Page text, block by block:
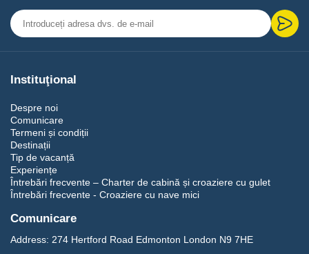
Instituţional
Despre noi
Comunicare
Termeni și condiții
Destinații
Tip de vacanță
Experiențe
Întrebări frecvente – Charter de cabină și croaziere cu gulet
Întrebări frecvente - Croaziere cu nave mici
Comunicare
Address: 274 Hertford Road Edmonton London N9 7HE